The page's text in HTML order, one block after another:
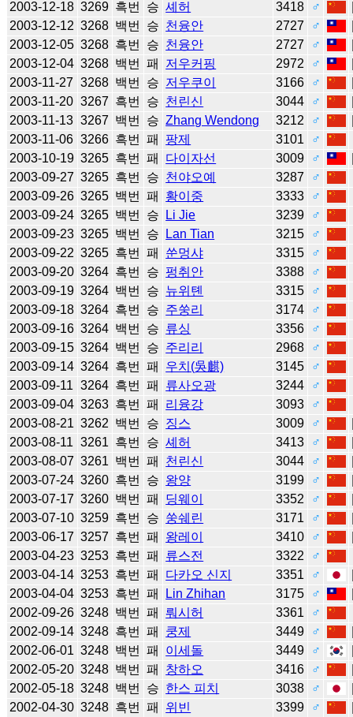
2003-12-18 3269 흑번 승 셰허 3418 ♂
2003-12-12 3268 백번 승 천융안 2727 ♂
2003-12-05 3268 흑번 승 천융안 2727 ♂
2003-12-04 3268 백번 패 저우커핑 2972 ♂
2003-11-27 3268 백번 승 저우쿠이 3166 ♂
2003-11-20 3267 흑번 승 천린신 3044 ♂
2003-11-13 3267 백번 승 Zhang Wendong 3212 ♂
2003-11-06 3266 흑번 패 팡제 3101
♂
2003-10-19 3265 흑번 패 다이자선 3009 ♂
2003-09-27 3265 흑번 승 천야오예 3287
♂
2003-09-26 3265 백번 패 황이중 3333
♂
2003-09-24 3265 백번 승 Li Jie 3239
♂
2003-09-23 3265 백번 승 Lan Tian 3215
♂
2003-09-22 3265 흑번 패 쑨멍샤 3315
♂
2003-09-20 3264 흑번 승 펑취안 3388
♂
2003-09-19 3264 백번 승 뉴위톈 3315
♂
2003-09-18 3264 흑번 승 주쑹리 3174
♂
2003-09-16 3264 백번 승 류싱 3356
♂
2003-09-15 3264 백번 승 주리리 2968
♂
2003-09-14 3264 흑번 패 우치(吳麒) 3145
♂
2003-09-11 3264 흑번 패 류사오광 3244
♂
2003-09-04 3263 흑번 패 리융강 3093
♂
2003-08-21 3262 백번 승 징스 3009 ♂
2003-08-11 3261 흑번 승 셰허 3413 ♂
2003-08-07 3261 백번 패 천린신 3044 ♂
2003-07-24 3260 흑번 승 왕양 3199 ♂
2003-07-17 3260 백번 패 딩웨이 3352 ♂
2003-07-10 3259 흑번 승 쑹쉐린 3171 ♂
2003-06-17 3257 흑번 패 왕레이 3410 ♂
2003-04-23 3253 흑번 패 류스전 3322
♂
2003-04-14 3253 흑번 패 다카오 신지 3351 ♂
2003-04-04 3253 흑번 패 Lin Zhihan 3175 ♂
2002-09-26 3248 백번 패 뤄시허 3361
♂
2002-09-14 3248 흑번 패 쿵제 3449 ♂
2002-06-01 3248 백번 패 이세돌 3449 ♂
2002-05-20 3248 백번 패 창하오 3416 ♂
2002-05-18 3248 백번 승 한스 피치 3038 ♂
2002-04-30 3248 흑번 패 위빈 3399 ♂